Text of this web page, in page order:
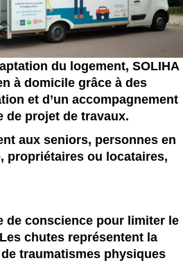
du logement, SOLIHA
à domicile grâce à des
et d’un accompagnement
de projet de travaux.
aux seniors, personnes en
propriétaires ou locataires,
de conscience pour limiter le
chutes représentent la
traumatismes physiques